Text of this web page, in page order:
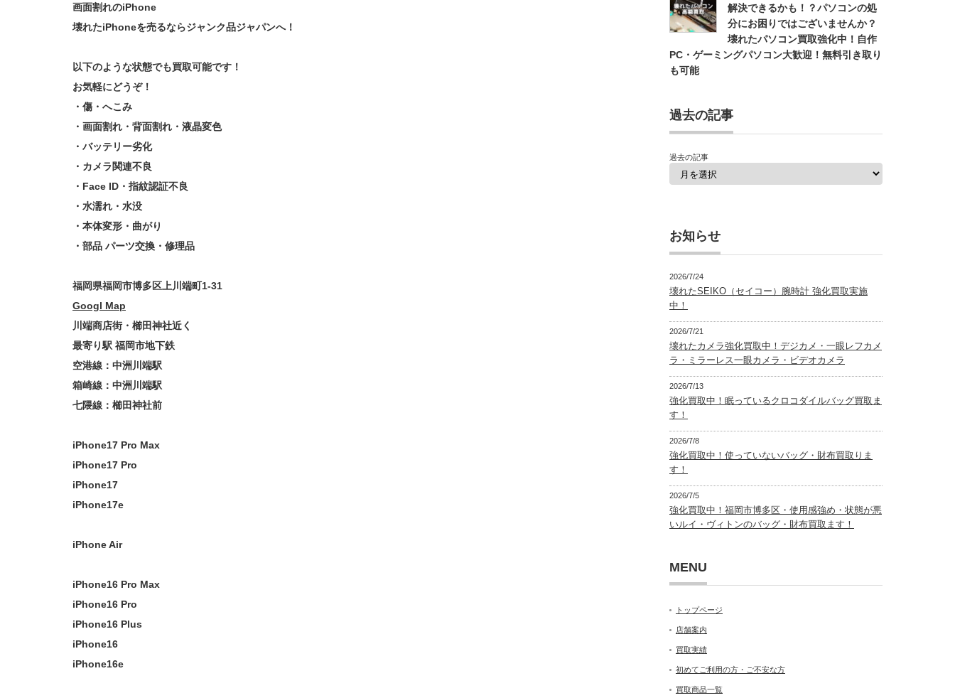
画面割れのiPhone
壊れたiPhoneを売るならジャンク品ジャパンへ！
以下のような状態でも買取可能です！
お気軽にどうぞ！
・傷・へこみ
・画面割れ・背面割れ・液晶変色
・バッテリー劣化
・カメラ関連不良
・Face ID・指紋認証不良
・水濡れ・水没
・本体変形・曲がり
・部品 パーツ交換・修理品
福岡県福岡市博多区上川端町1-31
Googl Map
川端商店街・櫛田神社近く
最寄り駅 福岡市地下鉄
空港線：中洲川端駅
箱崎線：中洲川端駅
七隈線：櫛田神社前
iPhone17 Pro Max
iPhone17 Pro
iPhone17
iPhone17e
iPhone Air
iPhone16 Pro Max
iPhone16 Pro
iPhone16 Plus
iPhone16
iPhone16e
解決できるかも！？パソコンの処
分にお困りではございませんか？
壊れたパソコン買取強化中！自作
PC・ゲーミングパソコン大歓迎！無料引き取り
も可能
過去の記事
過去の記事
お知らせ
2026/7/24
壊れたSEIKO（セイコー）腕時計 強化買取実施
中！
2026/7/21
壊れたカメラ強化買取中！デジカメ・一眼レフカメ
ラ・ミラーレス一眼カメラ・ビデオカメラ
2026/7/13
強化買取中！眠っているクロコダイルバッグ買取ま
す！
2026/7/8
強化買取中！使っていないバッグ・財布買取りま
す！
2026/7/5
強化買取中！福岡市博多区・使用感強め・状態が悪
いルイ・ヴィトンのバッグ・財布買取ます！
MENU
トップページ
店舗案内
買取実績
初めてご利用の方・ご不安な方
買取商品一覧